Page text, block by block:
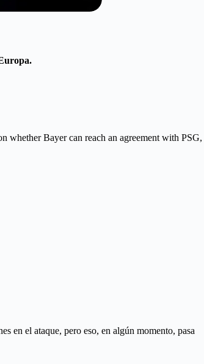
whether Bayer can reach an agreement with PSG,
en el ataque, pero eso, en algún momento, pasa